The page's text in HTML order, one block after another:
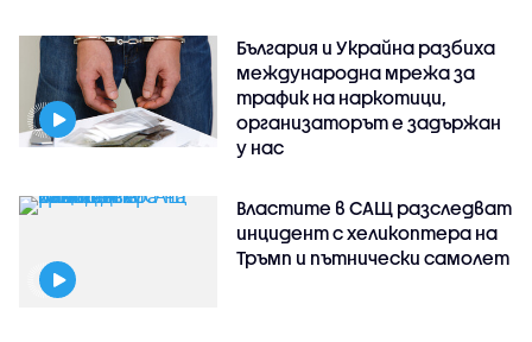
България и Украйна разбиха
международна мрежа за
трафик на наркотици,
организаторът е задържан
у нас
Властите в САЩ разследват
инцидент с хеликоптера на
Тръмп и пътнически самолет